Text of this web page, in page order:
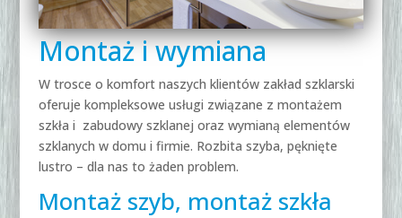
Montaż i wymiana
W trosce o komfort naszych klientów zakład szklarski
oferuje kompleksowe usługi związane z montażem
szkła i zabudowy szklanej oraz wymianą elementów
szklanych w domu i firmie. Rozbita szyba, pęknięte
lustro – dla nas to żaden problem.
Montaż szyb, montaż szkła